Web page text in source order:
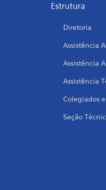
Estrutura
Diretoria
Assistência
Assistência
Assistência
Colegiados
Seção